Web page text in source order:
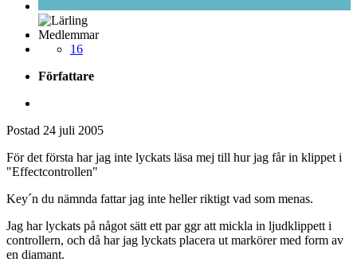
Medlemmar
16
Författare
Postad 24 juli 2005
För det första har jag inte lyckats läsa mej till hur jag får in klippet i
"Effectcontrollen"
Key´n du nämnda fattar jag inte heller riktigt vad som menas.
Jag har lyckats på något sätt ett par ggr att mickla in ljudklippett i
controllern, och då har jag lyckats placera ut markörer med form av
en diamant.